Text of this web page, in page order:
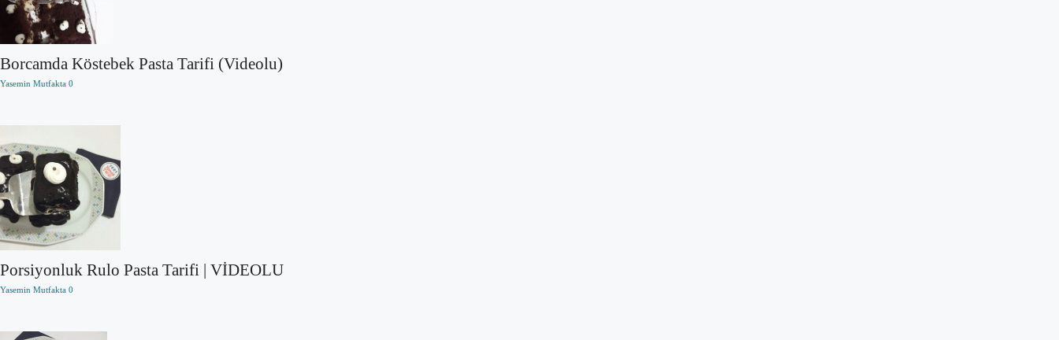
Borcamda Köstebek Pasta Tarifi (Videolu)
Yasemin Mutfakta 0
Porsiyonluk Rulo Pasta Tarifi | VİDEOLU
Yasemin Mutfakta 0